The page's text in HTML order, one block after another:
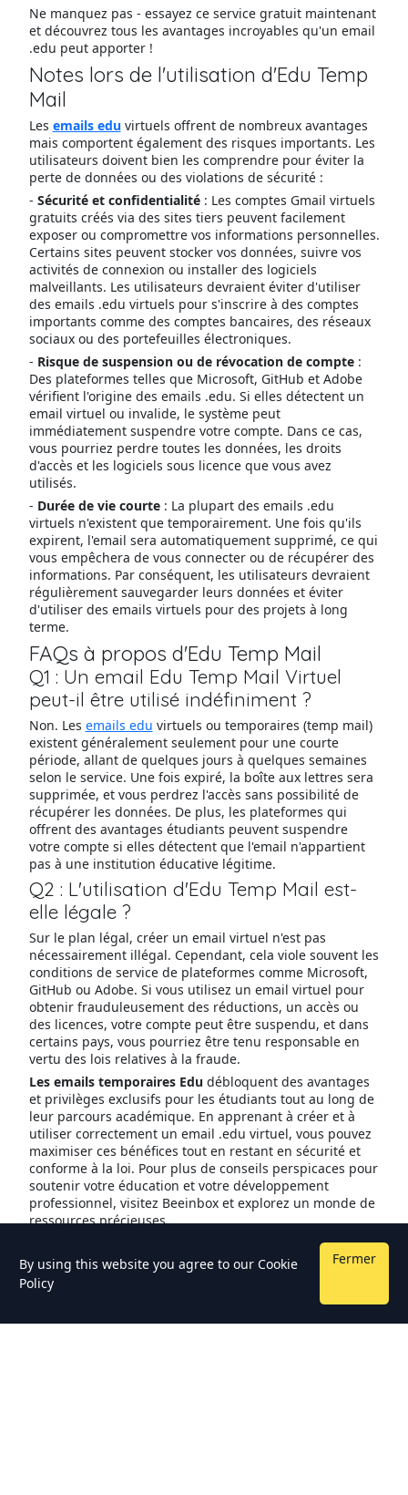
Ne manquez pas - essayez ce service gratuit maintenant
et découvrez tous les avantages incroyables qu'un email
.edu peut apporter !
Notes lors de l'utilisation d'Edu Temp
Mail
Les emails eduvirtuels offrent de nombreux avantages
mais comportent également des risques importants. Les
utilisateurs doivent bien les comprendre pour éviter la
perte de données ou des violations de sécurité :
- Sécurité et confidentialité: Les comptes Gmail virtuels
gratuits créés via des sites tiers peuvent facilement
exposer ou compromettre vos informations personnelles.
Certains sites peuvent stocker vos données, suivre vos
activités de connexion ou installer des logiciels
malveillants. Les utilisateurs devraient éviter d'utiliser
des emails .edu virtuels pour s'inscrire à des comptes
importants comme des comptes bancaires, des réseaux
sociaux ou des portefeuilles électroniques.
- Risque de suspension ou de révocation de compte:
Des plateformes telles que Microsoft, GitHub et Adobe
vérifient l'origine des emails .edu. Si elles détectent un
email virtuel ou invalide, le système peut
immédiatement suspendre votre compte. Dans ce cas,
vous pourriez perdre toutes les données, les droits
d'accès et les logiciels sous licence que vous avez
utilisés.
- Durée de vie courte: La plupart des emails .edu
virtuels n'existent que temporairement. Une fois qu'ils
expirent, l'email sera automatiquement supprimé, ce qui
vous empêchera de vous connecter ou de récupérer des
informations. Par conséquent, les utilisateurs devraient
régulièrement sauvegarder leurs données et éviter
d'utiliser des emails virtuels pour des projets à long
terme.
FAQs à propos d'Edu Temp Mail
Q1 : Un email Edu Temp Mail Virtuel
peut-il être utilisé indéfiniment ?
Non. Les emails edu virtuels ou temporaires (temp mail)
existent généralement seulement pour une courte
période, allant de quelques jours à quelques semaines
selon le service. Une fois expiré, la boîte aux lettres sera
supprimée, et vous perdrez l'accès sans possibilité de
récupérer les données. De plus, les plateformes qui
offrent des avantages étudiants peuvent suspendre
votre compte si elles détectent que l'email n'appartient
pas à une institution éducative légitime.
Q2 : L'utilisation d'Edu Temp Mail est-
elle légale ?
Sur le plan légal, créer un email virtuel n'est pas
nécessairement illégal. Cependant, cela viole souvent les
conditions de service de plateformes comme Microsoft,
GitHub ou Adobe. Si vous utilisez un email virtuel pour
obtenir frauduleusement des réductions, un accès ou
des licences, votre compte peut être suspendu, et dans
certains pays, vous pourriez être tenu responsable en
vertu des lois relatives à la fraude.
Les emails temporaires Edudébloquent des avantages
et privilèges exclusifs pour les étudiants tout au long de
leur parcours académique. En apprenant à créer et à
utiliser correctement un email .edu virtuel, vous pouvez
maximiser ces bénéfices tout en restant en sécurité et
conforme à la loi. Pour plus de conseils perspicaces pour
soutenir votre éducation et votre développement
professionnel, visitez Beeinbox et explorez un monde de
ressources précieuses.
By using this website you agree to our Cookie
Policy
Fermer